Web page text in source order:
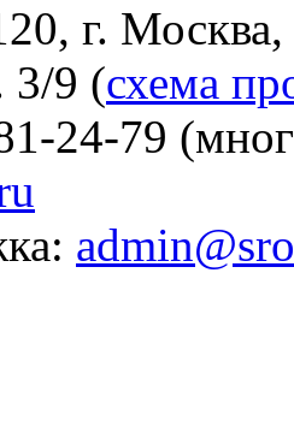
г.
3/9 (схема
24-79